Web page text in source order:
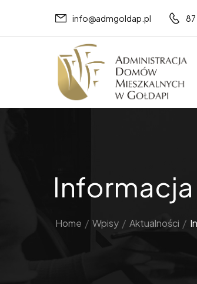
info@admgoldap.pl 87
Home / Wpisy / Aktualności /